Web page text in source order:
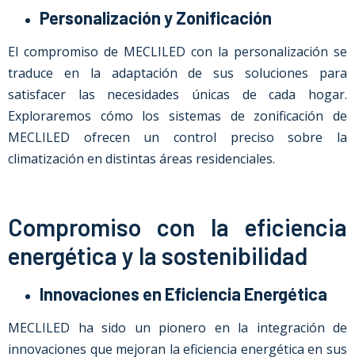
Personalización y Zonificación
El compromiso de MECLILED con la personalización se
traduce en la adaptación de sus soluciones para
satisfacer las necesidades únicas de cada hogar.
Exploraremos cómo los sistemas de zonificación de
MECLILED ofrecen un control preciso sobre la
climatización en distintas áreas residenciales.
Compromiso con la eficiencia
energética y la sostenibilidad
Innovaciones en Eficiencia Energética
MECLILED ha sido un pionero en la integración de
innovaciones que mejoran la eficiencia energética en sus